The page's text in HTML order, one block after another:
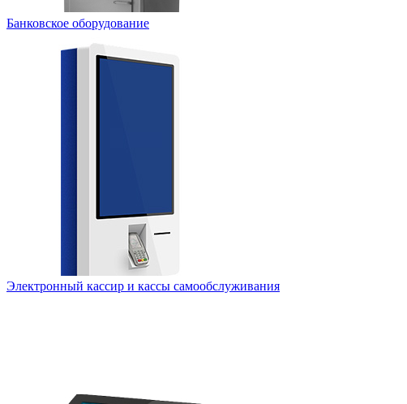
Банковское оборудование
Электронный кассир и кассы самообслуживания